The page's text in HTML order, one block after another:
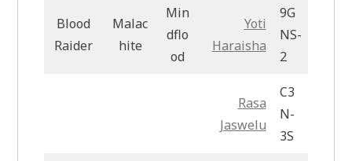
Blood
Raider
Malac
hite
Min
dflo
od
Yoti
Haraisha
9G
NS-
2
Rasa
Jaswelu
C3
N-
3S